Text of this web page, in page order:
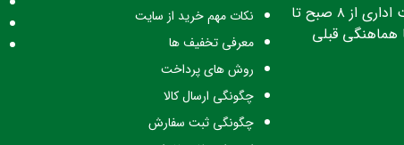
ساعت کاری: ساعت اداری از ۸ صبح تا
نکات مهم خرید از سایت
معرفی تخفیف ها
روش های پرداخت
چگونگی ارسال کالا
چگونگی ثبت سفارش